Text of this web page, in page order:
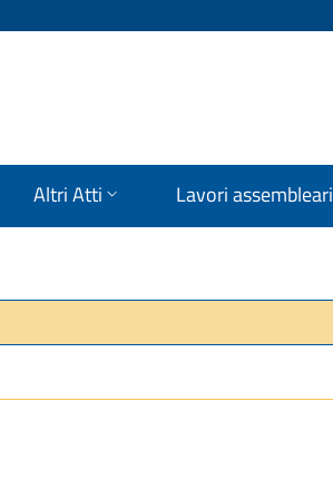
Altri Atti Lavori assembleari